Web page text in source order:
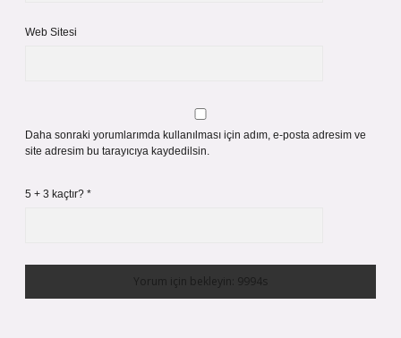
Web Sitesi
Daha sonraki yorumlarımda kullanılması için adım, e-posta adresim ve
site adresim bu tarayıcıya kaydedilsin.
5 + 3 kaçtır? *